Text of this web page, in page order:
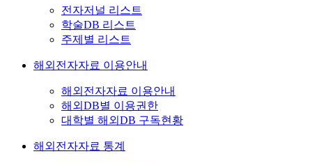
전자저널 리스트
학술DB 리스트
주제별 리스트
해외전자자료 이용안내
해외전자자료 이용안내
해외DB별 이용권한
대학별 해외DB 구독현황
해외전자자료 통계